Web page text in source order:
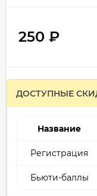
250 ₽
ДОСТУПНЫЕ
Название
Регистрация
Бьюти-баллы